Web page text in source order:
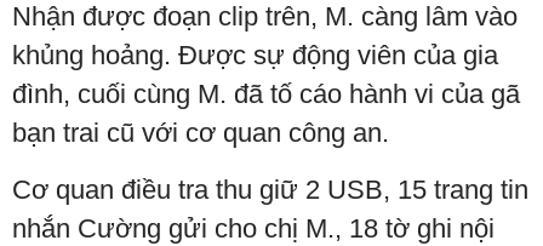
Nhận được đoạn clip trên, M. càng lâm vào
khủng hoảng. Được sự động viên của gia
đình, cuối cùng M. đã tố cáo hành vi của gã
bạn trai cũ với cơ quan công an.
Cơ quan điều tra thu giữ 2 USB, 15 trang tin
nhắn Cường gửi cho chị M., 18 tờ ghi nội